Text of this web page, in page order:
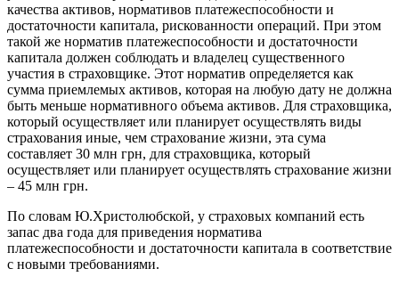
качества активов, нормативов платежеспособности и
достаточности капитала, рискованности операций. При этом
такой же норматив платежеспособности и достаточности
капитала должен соблюдать и владелец существенного
участия в страховщике. Этот норматив определяется как
сумма приемлемых активов, которая на любую дату не должна
быть меньше нормативного объема активов. Для страховщика,
который осуществляет или планирует осуществлять виды
страхования иные, чем страхование жизни, эта сума
составляет 30 млн грн, для страховщика, который
осуществляет или планирует осуществлять страхование жизни
– 45 млн грн.
По словам Ю.Христолюбской, у страховых компаний есть
запас два года для приведения норматива
платежеспособности и достаточности капитала в соответствие
с новыми требованиями.